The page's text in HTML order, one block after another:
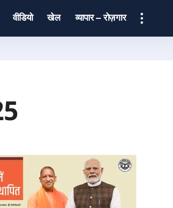
वीडियो खेल व्यापार – रोज़गार